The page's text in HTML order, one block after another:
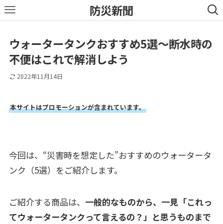
防災新聞
ウォータータンクおすすめ5選～断水時の
不便はこれで解消しよう
2022年11月14日
本サイトはプロモーションが含まれています。
今回は、“災害時を想定した”おすすめのウォータータ
ンク（5選）をご紹介します。
ご紹介する商品は、 一般的なものから、一見「これっ
てウォータータンクって言えるの？」と思うものまで